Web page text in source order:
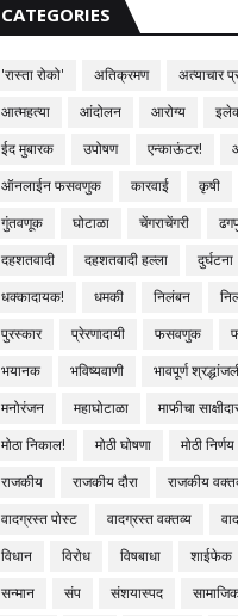
CATEGORIES
'रास्ता रोको' अतिक्रमण अत्याचार
आत्महत्या
आंदोलन आरोग्य
ईद मुबारक
उपोषण एन्काऊंटर!
ऑनलाईन फसवणुक
कारवाई कृषी
गुंतवणूक
घोटाळा चेंगराचेंगरी
दहशतवादी
दहशतवादी हल्ला दुर्घटना
धक्कादायक!
धमकी निलंबन
पुरस्कार
प्रेरणादायी फसवणुक
भयानक
भविष्यवाणी भावपूर्ण
मनोरंजन
महाघोटाळा माफीचा
मोठा निकाल!
मोठी घोषणा मोठी निर्णय
राजकीय
राजकीय दौरा राजकीय
वादग्रस्त पोस्ट
वादग्रस्त वक्तव्य
विधान
विरोध विषबाधा शाईफेक
सन्मान
संप संशयास्पद